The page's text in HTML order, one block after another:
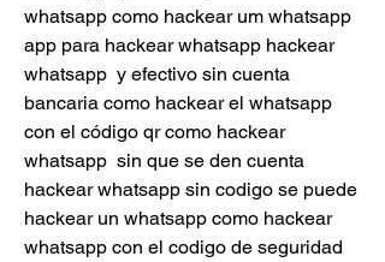
whatsapp como hackear um whatsapp
app para hackear whatsapp hackear
whatsapp  y efectivo sin cuenta
bancaria como hackear el whatsapp
con el código qr como hackear
whatsapp  sin que se den cuenta
hackear whatsapp sin codigo se puede
hackear un whatsapp como hackear
whatsapp con el codigo de seguridad